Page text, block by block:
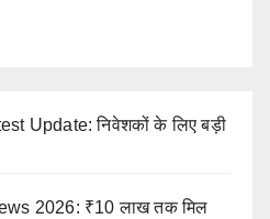
Update: निवेशकों के लिए बड़ी
2026: ₹10 लाख तक मिल